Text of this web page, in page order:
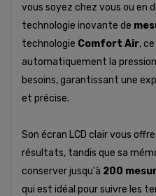
vous soyez chez vous ou en
technologie inovante de
technologie Comfort Air,
automatiquement la
besoins, garantissant une
et précise.
Son écran LCD clair vous
résultats, tandis que sa
conserver jusqu'à 200
qui est idéal pour suivre les